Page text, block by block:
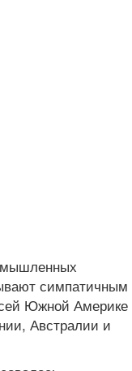
симпатичным
Южной Америке
Австралии и